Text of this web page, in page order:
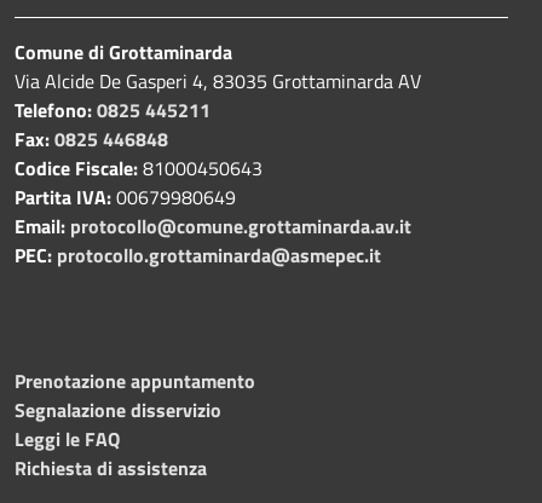
Comune di Grottaminarda
Via Alcide De Gasperi 4, 83035 Grottaminarda AV
Telefono:0825 445211
Fax:0825 446848
Codice Fiscale:81000450643
Partita IVA:00679980649
Email: protocollo@comune.grottaminarda.av.it
PEC: protocollo.grottaminarda@asmepec.it
Prenotazione appuntamento
Segnalazione disservizio
Leggi le FAQ
Richiesta di assistenza